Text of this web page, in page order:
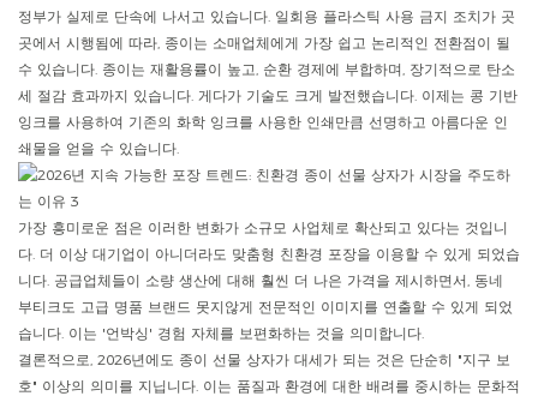
정부가 실제로 단속에 나서고 있습니다. 일회용 플라스틱 사용 금지 조치가 곳
곳에서 시행됨에 따라, 종이는 소매업체에게 가장 쉽고 논리적인 전환점이 될
수 있습니다. 종이는 재활용률이 높고, 순환 경제에 부합하며, 장기적으로 탄소
세 절감 효과까지 있습니다. 게다가 기술도 크게 발전했습니다. 이제는 콩 기반
잉크를 사용하여 기존의 화학 잉크를 사용한 인쇄만큼 선명하고 아름다운 인
쇄물을 얻을 수 있습니다.
가장 흥미로운 점은 이러한 변화가 소규모 사업체로 확산되고 있다는 것입니
다. 더 이상 대기업이 아니더라도 맞춤형 친환경 포장을 이용할 수 있게 되었습
니다. 공급업체들이 소량 생산에 대해 훨씬 더 나은 가격을 제시하면서, 동네
부티크도 고급 명품 브랜드 못지않게 전문적인 이미지를 연출할 수 있게 되었
습니다. 이는 '언박싱' 경험 자체를 보편화하는 것을 의미합니다.
결론적으로, 2026년에도 종이 선물 상자가 대세가 되는 것은 단순히 "지구 보
호" 이상의 의미를 지닙니다. 이는 품질과 환경에 대한 배려를 중시하는 문화적